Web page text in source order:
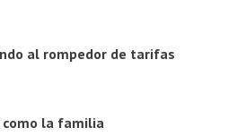
al rompedor de tarifas
como la familia